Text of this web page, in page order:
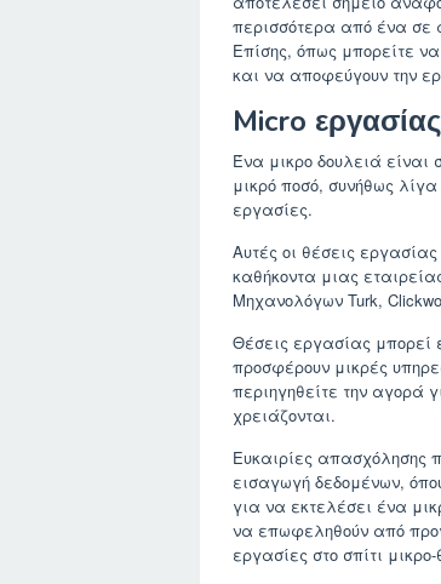
περισσότερα από ένα σε
Επίσης, όπως μπορείτε
και να αποφεύγουν την
Micro εργασίας
Ένα μικρο δουλειά είναι
μικρό ποσό, συνήθως
εργασίες.
Αυτές οι θέσεις
καθήκοντα μιας
Μηχανολόγων Turk,
Θέσεις εργασίας μπορεί
προσφέρουν μικρές
περιηγηθείτε την αγορά
χρειάζονται.
Ευκαιρίες απασχόλησης
εισαγωγή δεδομένων,
για να εκτελέσει ένα
να επωφεληθούν από
εργασίες στο σπίτι